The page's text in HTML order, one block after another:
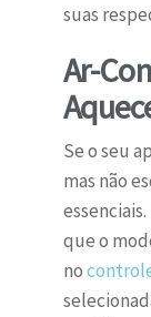
suas
Ar-
Se o seu
mas não
que o
no